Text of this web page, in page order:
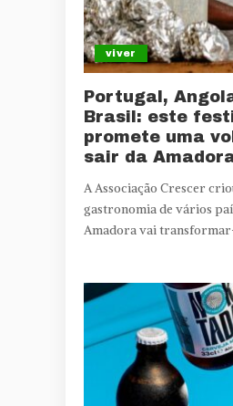
viver
Portugal,
Brasil: este
promete uma
sair da
A Associação Crescer
gastronomia de vários
Amadora vai